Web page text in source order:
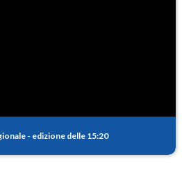
- edizione delle 15:20